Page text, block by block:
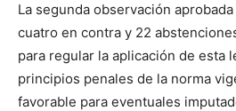
La segunda observación
cuatro en contra y 22
para regular la aplicación de esta
principios penales de la norma
favorable para eventuales